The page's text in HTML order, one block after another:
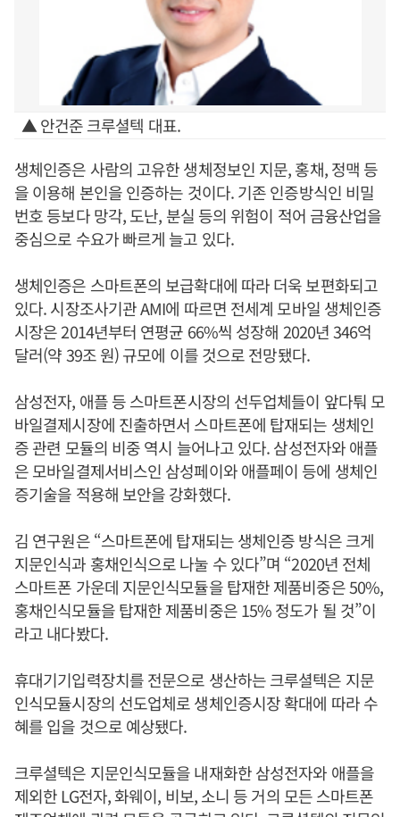
▲ 안건준 크루셜텍 대표.
생체인증은 사람의 고유한 생체정보인 지문, 홍채, 정맥 등
을 이용해 본인을 인증하는 것이다. 기존 인증방식인 비밀
번호 등보다 망각, 도난, 분실 등의 위험이 적어 금융산업을
중심으로 수요가 빠르게 늘고 있다.
생체인증은 스마트폰의 보급확대에 따라 더욱 보편화되고
있다. 시장조사기관 AMI에 따르면 전세계 모바일 생체인증
시장은 2014년부터 연평균 66%씩 성장해 2020년 346억
달러(약 39조 원) 규모에 이를 것으로 전망됐다.
삼성전자, 애플 등 스마트폰시장의 선두업체들이 앞다퉈 모
바일결제시장에 진출하면서 스마트폰에 탑재되는 생체인
증 관련 모듈의 비중 역시 늘어나고 있다. 삼성전자와 애플
은 모바일결제서비스인 삼성페이와 애플페이 등에 생체인
증기술을 적용해 보안을 강화했다.
김 연구원은 “스마트폰에 탑재되는 생체인증 방식은 크게
지문인식과 홍채인식으로 나눌 수 있다”며 “2020년 전체
스마트폰 가운데 지문인식모듈을 탑재한 제품비중은 50%,
홍채인식모듈을 탑재한 제품비중은 15% 정도가 될 것”이
라고 내다봤다.
휴대기기입력장치를 전문으로 생산하는 크루셜텍은 지문
인식모듈시장의 선도업체로 생체인증시장 확대에 따라 수
혜를 입을 것으로 예상됐다.
크루셜텍은 지문인식모듈을 내재화한 삼성전자와 애플을
제외한 LG전자, 화웨이, 비보, 소니 등 거의 모든 스마트폰